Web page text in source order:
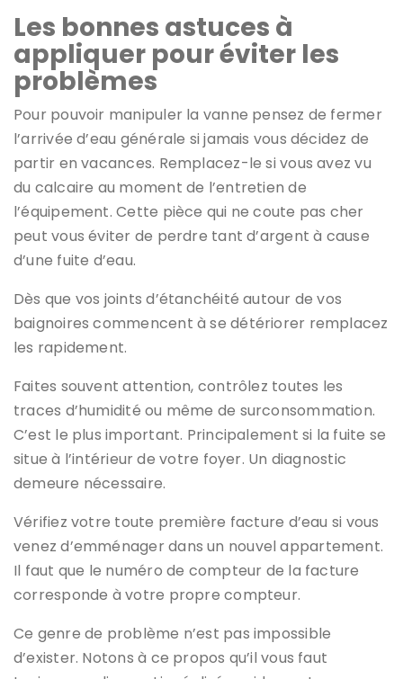
Les bonnes astuces à
appliquer pour éviter les
problèmes
Pour pouvoir manipuler la vanne pensez de fermer
l’arrivée d’eau générale si jamais vous décidez de
partir en vacances. Remplacez-le si vous avez vu
du calcaire au moment de l’entretien de
l’équipement. Cette pièce qui ne coute pas cher
peut vous éviter de perdre tant d’argent à cause
d’une fuite d’eau.
Dès que vos joints d’étanchéité autour de vos
baignoires commencent à se détériorer remplacez
les rapidement.
Faites souvent attention, contrôlez toutes les
traces d’humidité ou même de surconsommation.
C’est le plus important. Principalement si la fuite se
situe à l’intérieur de votre foyer. Un diagnostic
demeure nécessaire.
Vérifiez votre toute première facture d’eau si vous
venez d’emménager dans un nouvel appartement.
Il faut que le numéro de compteur de la facture
corresponde à votre propre compteur.
Ce genre de problème n’est pas impossible
d’exister. Notons à ce propos qu’il vous faut